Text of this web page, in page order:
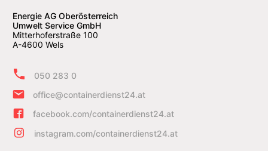
Energie AG Oberösterreich
Umwelt Service GmbH
Mitterhoferstraße 100
A-4600 Wels
050 283 0
office@containerdienst24.at
facebook.com/containerdienst24.at
instagram.com/containerdienst24.at